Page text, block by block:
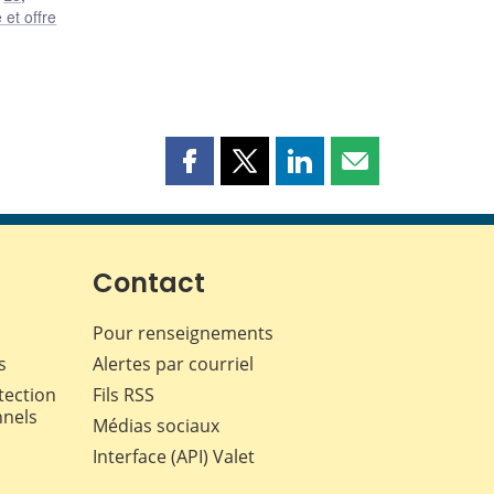
et offre
Partager
page
Facebook
Partager
page
Partager
page
Partager
page
Contact
Pour renseignements
Alertes par courriel
Fils RSS
Médias sociaux
Interface (API) Valet